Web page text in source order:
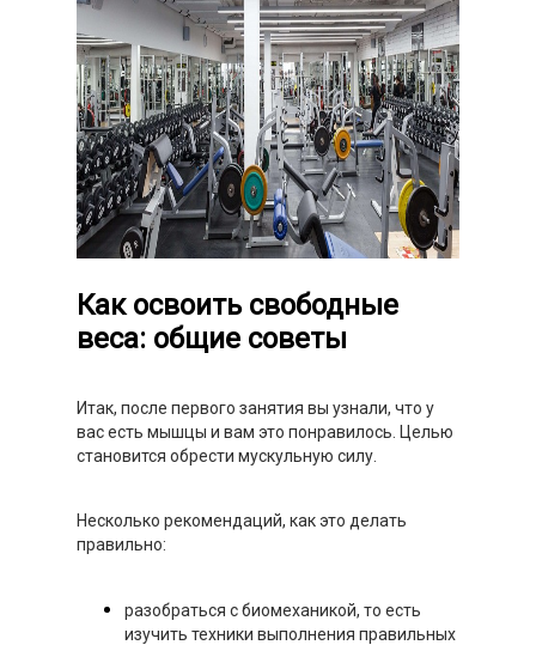
Как освоить свободные
веса: общие советы
Итак, после первого занятия вы узнали, что у
вас есть мышцы и вам это понравилось. Целью
становится обрести мускульную силу.
Несколько рекомендаций, как это делать
правильно:
разобраться с биомеханикой, то есть
изучить техники выполнения правильных